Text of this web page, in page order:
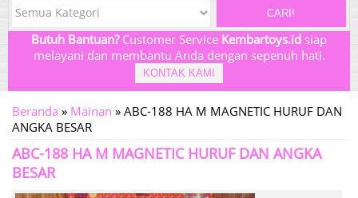
CARI!
Butuh Bantuan?Customer Service Kembartoys.id siap
melayani dan membantu Anda dengan sepenuh hati.
KONTAK KAMI
Beranda » Mainan » ABC-188 HA M MAGNETIC HURUF DAN
ANGKA BESAR
ABC-188 HA M MAGNETIC HURUF DAN ANGKA
BESAR